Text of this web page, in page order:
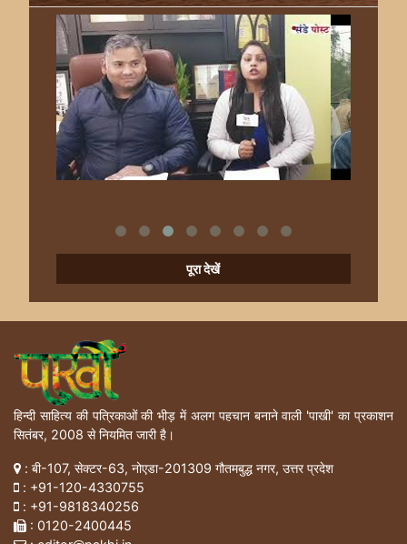
पूरा देखें
हिन्दी साहित्य की पत्रिकाओं की भीड़ में अलग पहचान बनाने वाली 'पाखी' का प्रकाशन
सितंबर, 2008 से नियमित जारी है।
: बी-107, सेक्टर-63, नोएडा-201309 गौतमबुद्ध नगर, उत्तर प्रदेश
: +91-120-4330755
: +91-9818340256
: 0120-2400445